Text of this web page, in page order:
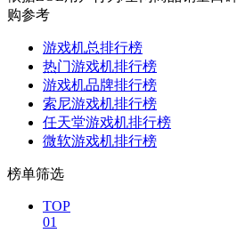
购参考
游戏机总排行榜
热门游戏机排行榜
游戏机品牌排行榜
索尼游戏机排行榜
任天堂游戏机排行榜
微软游戏机排行榜
榜单筛选
TOP
01